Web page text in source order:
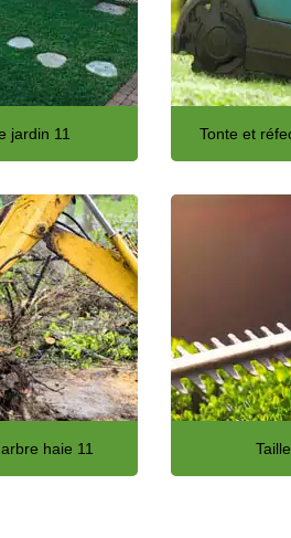
jardin 11 Tonte et
haie 11